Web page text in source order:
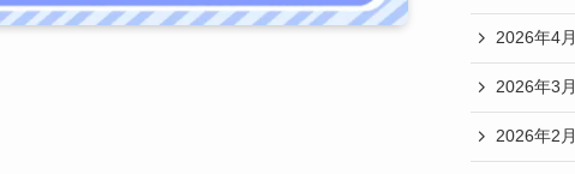
2026年4月
2026年3月
2026年2月